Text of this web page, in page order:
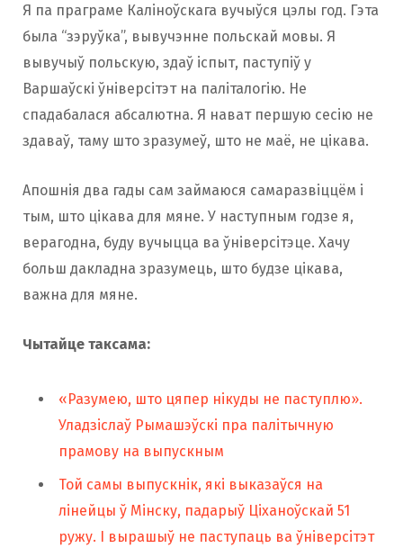
Я па праграме Каліноўскага вучыўся цэлы год. Гэта
была “зэруўка”, вывучэнне польскай мовы. Я
вывучыў польскую, здаў іспыт, паступіў у
Варшаўскі ўніверсітэт на паліталогію. Не
спадабалася абсалютна. Я нават першую сесію не
здаваў, таму што зразумеў, што не маё, не цікава.
Апошнія два гады сам займаюся самаразвіццём і
тым, што цікава для мяне. У наступным годзе я,
верагодна, буду вучыцца ва ўніверсітэце. Хачу
больш дакладна зразумець, што будзе цікава,
важна для мяне.
Чытайце таксама:
«Разумею, што цяпер нікуды не паступлю».
Уладзіслаў Рымашэўскі пра палітычную
прамову на выпускным
Той самы выпускнік, які выказаўся на
лінейцы ў Мінску, падарыў Ціханоўскай 51
ружу. І вырашыў не паступаць ва ўніверсітэт